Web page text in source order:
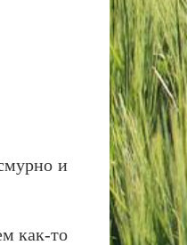
и
как-то